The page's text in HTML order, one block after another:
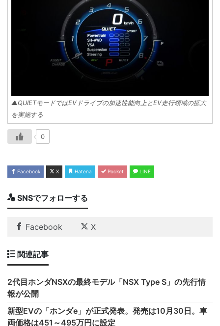
▲QUIETモードではEVドライブの加速性能向上とEV走行領域の拡大
を実施する
0
Facebook X Hatena Pocket LINE
SNSでフォローする
Facebook X
関連記事
2代目ホンダNSXの最終モデル「NSX Type S」の先行情
報が公開
新型EVの「ホンダe」が正式発表。発売は10月30日。車
両価格は451～495万円に設定